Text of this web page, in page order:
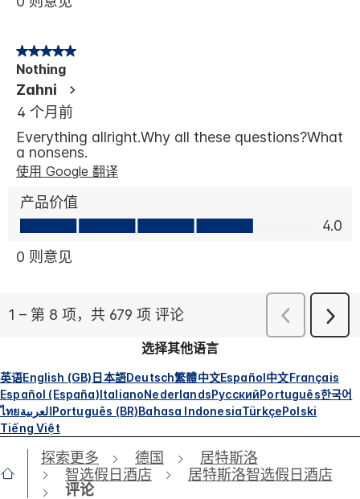
选择其他语言
英语English (GB)日本語Deutsch繁體中文Español中文Français
Español (España)ItalianoNederlandsРусскийPortuguês한국어
ไทยالعربيةPortuguês (BR)Bahasa IndonesiaTürkçePolski
Tiếng Việt
探索更多 德国
居特斯洛
智选假日酒店
居特斯洛智选假日酒店
评论